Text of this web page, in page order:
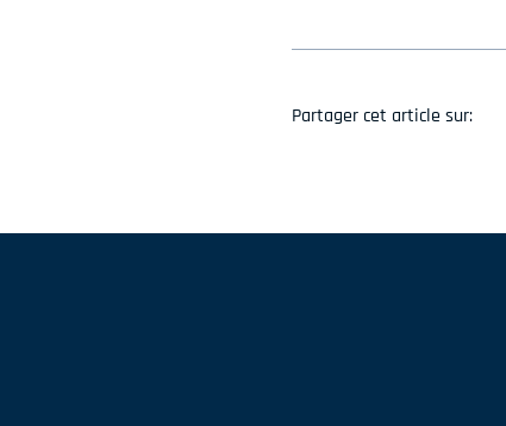
Partager cet article sur: